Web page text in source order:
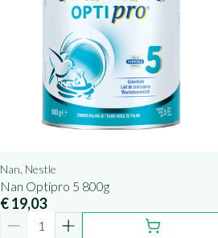
Nan, Nestle
Nan Optipro 5 800g
€ 19,03